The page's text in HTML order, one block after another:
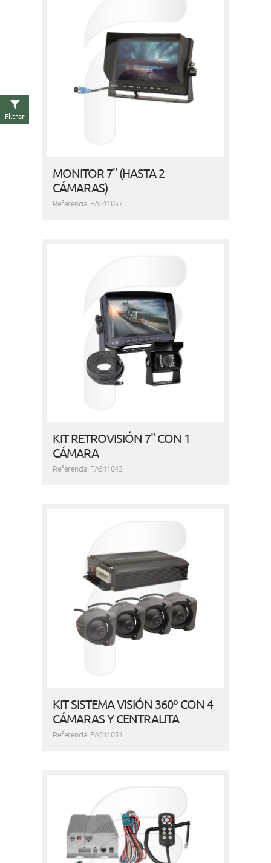
MONITOR 7" (HASTA 2
CÁMARAS)
Referencia: FA511057
KIT RETROVISIÓN 7" CON 1
CÁMARA
Referencia: FA511043
KIT SISTEMA VISIÓN 360º CON 4
CÁMARAS Y CENTRALITA
Referencia: FA511051
Filtrar